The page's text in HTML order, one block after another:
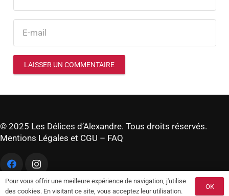
LAISSER UN COMMENTAIRE
© 2025 Les Délices d’Alexandre. Tous droits réservés.
Mentions Légales et CGU – FAQ
Pour vous offrir une meilleure expérience de navigation, j'utilise
des cookies. En visitant ce site, vous acceptez leur utilisation.
OK